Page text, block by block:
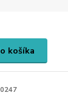
košíka